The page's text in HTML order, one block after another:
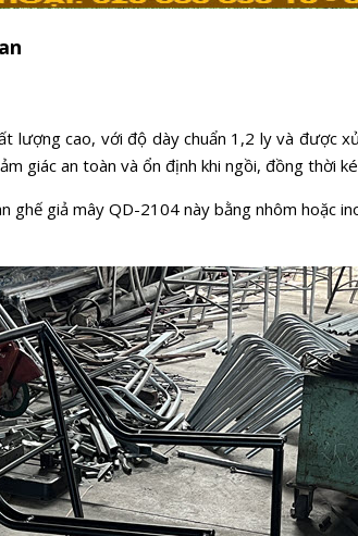
lượng cao, với độ dày chuẩn 1,2 ly và được
giác an toàn và ổn định khi ngồi, đồng thời
ghế giả mây QD-2104 này bằng nhôm hoặc